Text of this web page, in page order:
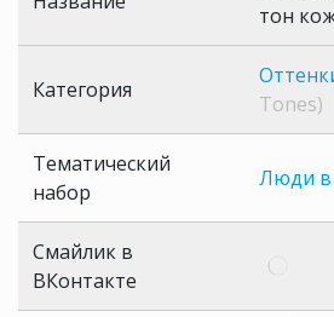
тон
Категория
Tones)
Тематический
набор
Люди в
Смайлик в
ВКонтакте